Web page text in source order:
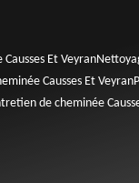
Causses Et Veyran
Causses Et Veyran
de cheminée